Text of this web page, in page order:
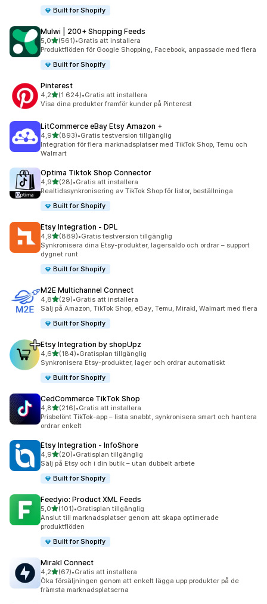
Built for Shopify
Mulwi | 200+ Shopping Feeds
5,0av 5 stjärnor
(561)
561 recensioner totalt
•Gratis att installera
Produktflöden för Google Shopping, Facebook, anpassade med flera
Built for Shopify
Pinterest
4,2av 5 stjärnor
(1 624)
1624 recensioner totalt
•Gratis att installera
Visa dina produkter framför kunder på Pinterest
LitCommerce eBay Etsy Amazon +
4,9av 5 stjärnor
(893)
893 recensioner totalt
•Gratis testversion tillgänglig
Integration för flera marknadsplatser med TikTok Shop, Temu och
Walmart
Optima Tiktok Shop Connector
4,9av 5 stjärnor
(28)
28 recensioner totalt
•Gratis att installera
Realtidssynkronisering av TikTok Shop för listor, beställninga
Built for Shopify
Etsy Integration ‑ DPL
4,9av 5 stjärnor
(889)
889 recensioner totalt
•Gratis testversion tillgänglig
Synkronisera dina Etsy-produkter, lagersaldo och ordrar – support
dygnet runt
Built for Shopify
M2E Multichannel Connect
4,8av 5 stjärnor
(29)
29 recensioner totalt
•Gratis att installera
Sälj på Amazon, TikTok Shop, eBay, Temu, Mirakl, Walmart med flera
Built for Shopify
Etsy Integration by shopUpz
4,6av 5 stjärnor
(184)
184 recensioner totalt
•Gratisplan tillgänglig
Synkronisera Etsy-produkter, lager och ordrar automatiskt
Built for Shopify
CedCommerce TikTok Shop
4,8av 5 stjärnor
(216)
216 recensioner totalt
•Gratis att installera
Prisbelönt TikTok-app – lista snabbt, synkronisera smart och hantera
ordrar enkelt
Etsy Integration ‑ InfoShore
4,9av 5 stjärnor
(20)
20 recensioner totalt
•Gratisplan tillgänglig
Sälj på Etsy och i din butik – utan dubbelt arbete
Built for Shopify
Feedyio: Product XML Feeds
5,0av 5 stjärnor
(101)
101 recensioner totalt
•Gratisplan tillgänglig
Anslut till marknadsplatser genom att skapa optimerade
produktflöden
Built for Shopify
Mirakl Connect
4,2av 5 stjärnor
(67)
67 recensioner totalt
•Gratis att installera
Öka försäljningen genom att enkelt lägga upp produkter på de
främsta marknadsplatserna